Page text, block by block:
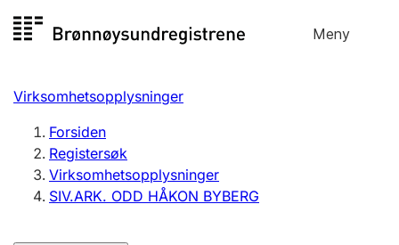
til
Meny
Registersøk
Aksjeselskap
Enkeltpersonforetak
Registrere, endre, slette
Virksomhetsopplysninger
Forsiden
Registersøk
Virksomhetsopplysninger
SIV.ARK. ODD HÅKON BYBERG